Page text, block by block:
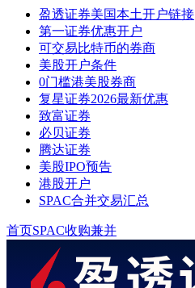
盈透证券美国本土开户链接
第一证券优惠开户
可交易比特币的券商
美股开户条件
0门槛港美股券商
复星证券2026最新优惠
致富证券
必贝证券
腾达证券
美股IPO预告
港股开户
SPAC合并交易汇总
首页SPAC收购兼并